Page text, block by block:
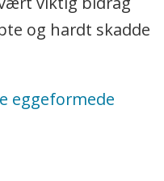
og hardt skadde
eggeformede